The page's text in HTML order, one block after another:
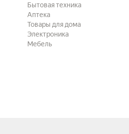
Бытовая техника
Аптека
Товары для дома
Электроника
Мебель